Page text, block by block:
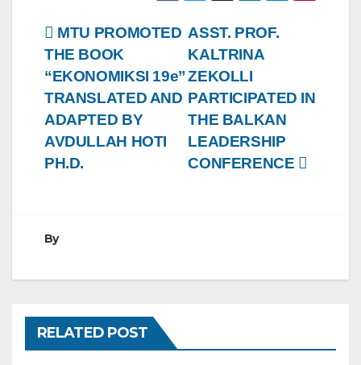
Post
navigation
ASST. PROF.
KALTRINA
ZEKOLLI
PARTICIPATED IN
THE BALKAN
LEADERSHIP
CONFERENCE
MTU PROMOTED
THE BOOK
“EKONOMIKSI 19e”
TRANSLATED AND
ADAPTED BY
AVDULLAH HOTI
PH.D.
By
RELATED POST